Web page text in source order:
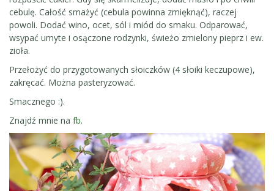
cebulę. Całość smażyć (cebula powinna zmięknąć), raczej
powoli. Dodać wino, ocet, sól i miód do smaku. Odparować,
wsypać umyte i osączone rodzynki, świeżo zmielony pieprz i ew.
zioła.
Przełożyć do przygotowanych słoiczków (4 słoiki keczupowe),
zakręcać. Można pasteryzować.
Smacznego :).
Znajdź mnie na fb.